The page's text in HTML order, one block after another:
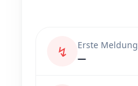
↯
Erste Meldung
—